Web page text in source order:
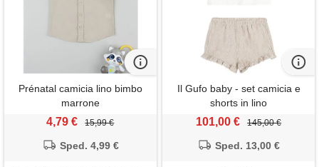
Prénatal camicia lino bimbo
marrone
4,79 € 15,99 €
Sped. 4,99 €
Il Gufo baby - set camicia e
shorts in lino
101,00 € 145,00 €
Sped. 13,00 €